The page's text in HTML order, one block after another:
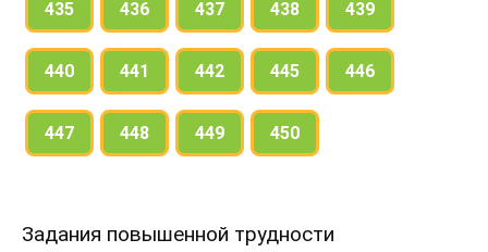
435 436 437 438 439
440 441 442 445 446
447 448 449 450
Задания повышенной трудности